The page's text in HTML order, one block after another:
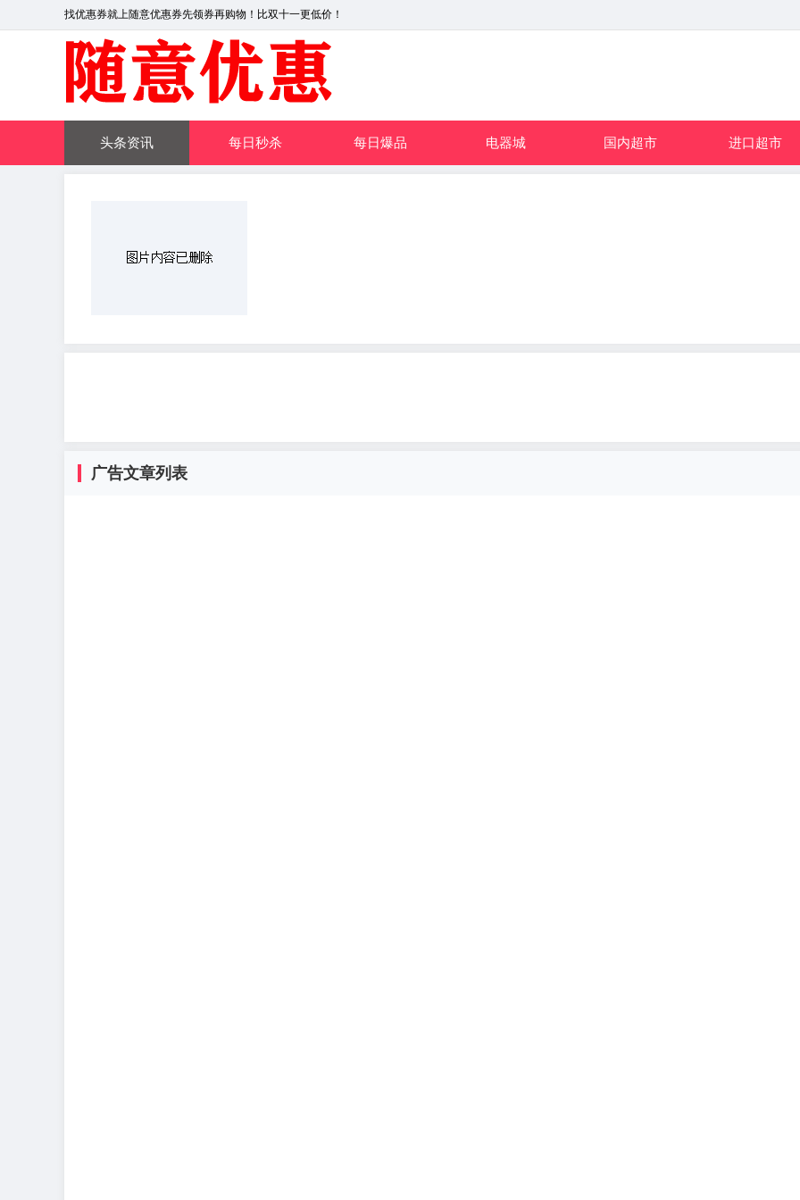
找优惠券就上随意优惠券先领券再购物！比双十一更低价！
头条资讯 每日秒杀 每日爆品 电器城 国内超市 进口超市
广告文章列表